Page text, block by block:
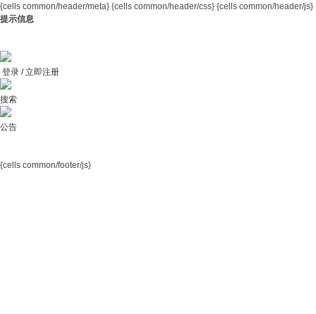
{cells common/header/meta} {cells common/header/css} {cells common/header/js}
提示信息
登录 / 立即注册
搜索
公告
{cells common/footer/js}